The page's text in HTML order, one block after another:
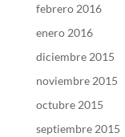
febrero 2016
enero 2016
diciembre 2015
noviembre 2015
octubre 2015
septiembre 2015